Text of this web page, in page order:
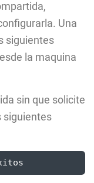
Una
siguientes
la maquina
sin que solicite
siguientes